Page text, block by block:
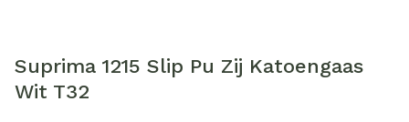
Suprima 1215 Slip Pu Zij Katoengaas
Wit T32